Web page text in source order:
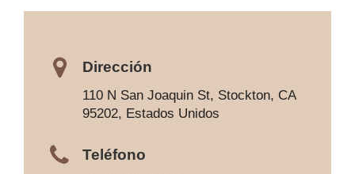
Dirección
110 N San Joaquin St, Stockton, CA
95202, Estados Unidos
Teléfono